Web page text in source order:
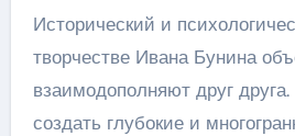
Исторический и
творчестве Ивана Бунина
взаимодополняют друг
создать глубокие и